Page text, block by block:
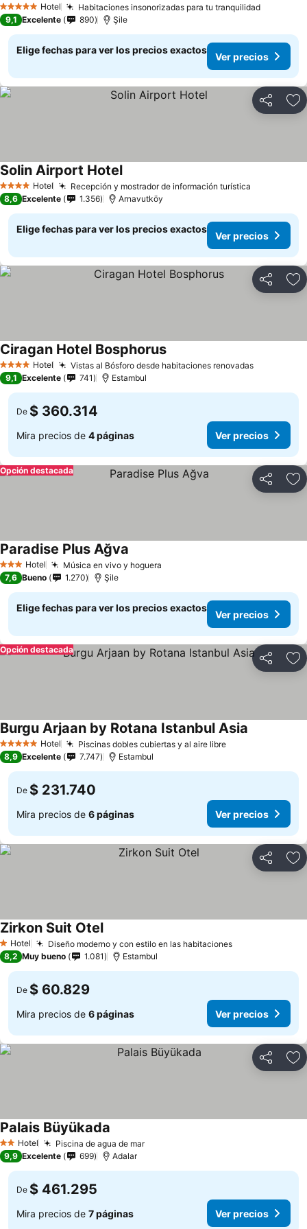
5 Estrellas Hotel Habitaciones insonorizadas para tu tranquilidad
9,1 Excelente 890 Şile
Elige fechas para ver los precios exactos
Ver precios
Compartir
4 EstrellasHotel Recepción y mostrador de información turística
Solin Airport Hotel
8,6 Excelente 1.356 Arnavutköy
Elige fechas para ver los precios exactos
Ver precios
Compartir
4 EstrellasHotel Vistas al Bósforo desde habitaciones renovadas
Ciragan Hotel Bosphorus
9,1 Excelente 741 Estambul
De $ 360.314
Mira precios de 4 páginas Ver precios
Compartir
Opción destacada
3 Estrellas
Hotel Música en vivo y hoguera
Paradise Plus Ağva
7,6 Bueno 1.270 Şile
Elige fechas para ver los precios exactos
Ver precios
Compartir
Opción destacada
5 Estrellas Hotel Piscinas dobles cubiertas y al aire libre
Burgu Arjaan by Rotana Istanbul Asia
8,9 Excelente 7.747 Estambul
De $ 231.740
Mira precios de 6 páginas Ver precios
Compartir
1 Estrellas
Hotel Diseño moderno y con estilo en las habitaciones
Zirkon Suit Otel
8,2 Muy bueno 1.081 Estambul
De $ 60.829
Mira precios de 6 páginas Ver precios
Compartir
2 Estrellas
Hotel Piscina de agua de mar
Palais Büyükada
9,9 Excelente 699 Adalar
De $ 461.295
Mira precios de 7 páginas Ver precios